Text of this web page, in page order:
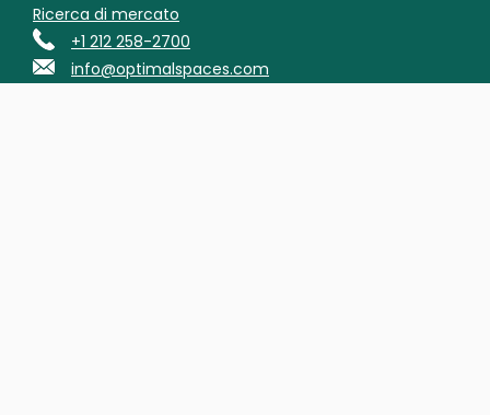
Ricerca di mercato
+1 212 258-2700
info@optimalspaces.com